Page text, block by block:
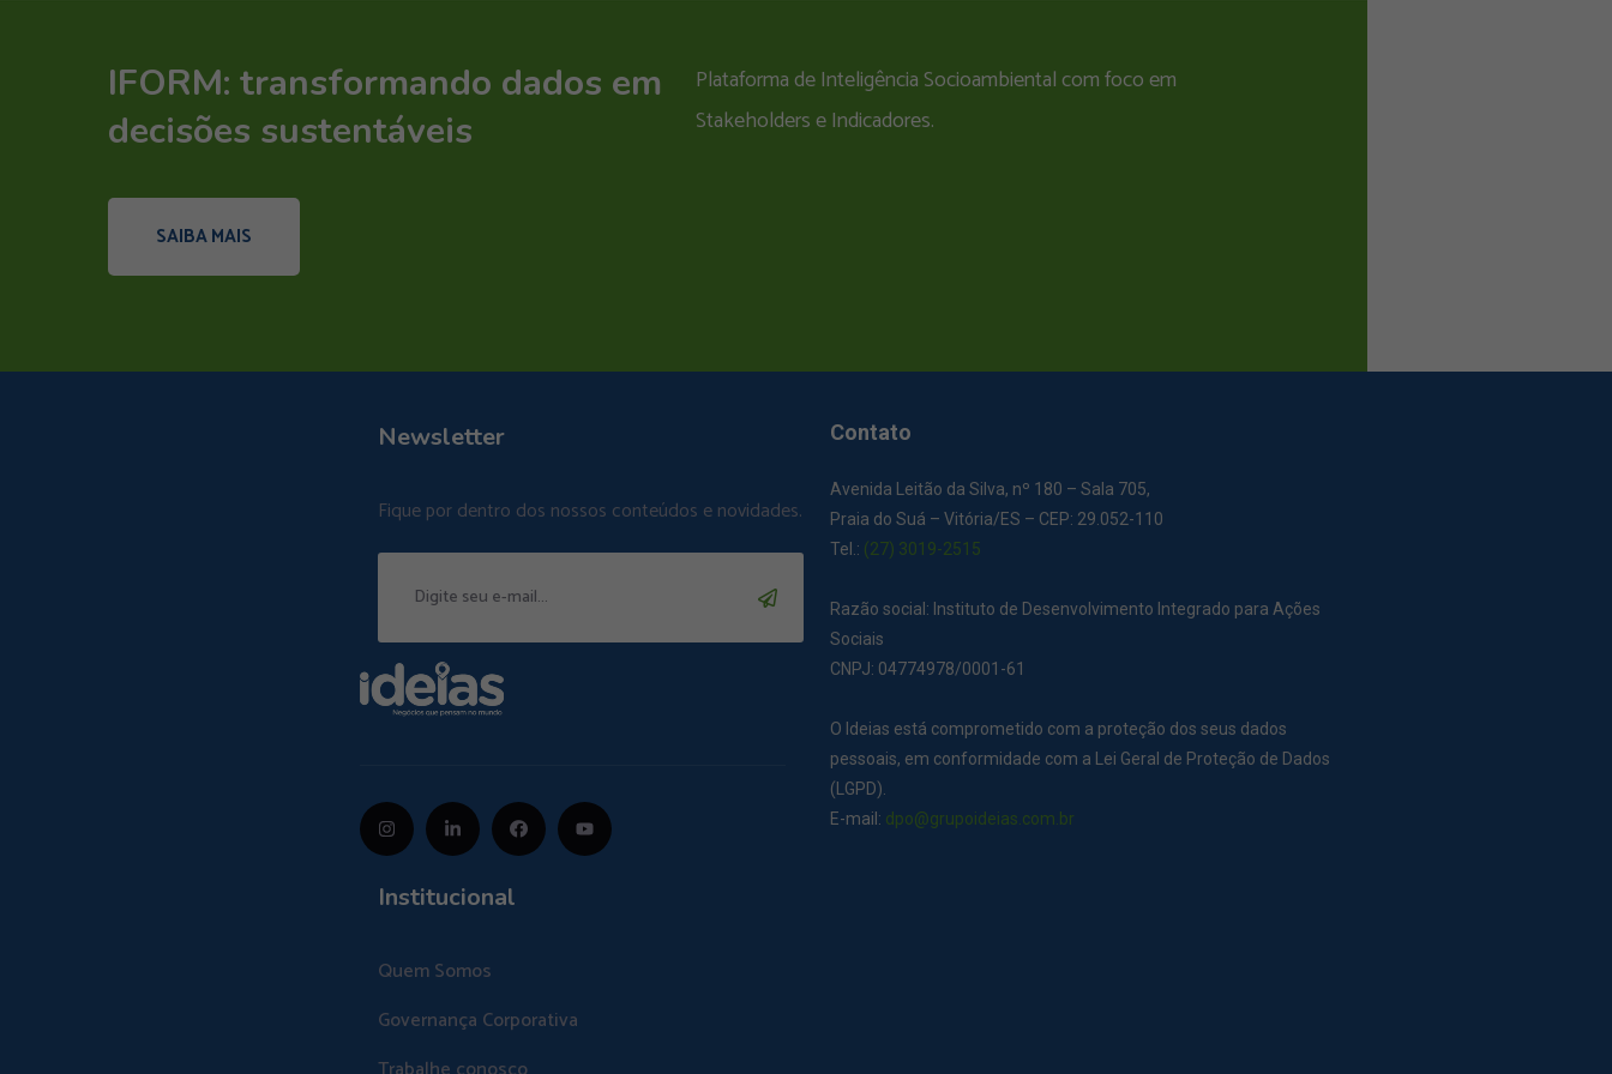
IFORM: transformando dados em
decisões sustentáveis
Plataforma de Inteligência Socioambiental com foco em
Stakeholders e Indicadores.
SAIBA MAIS
Newsletter
Fique por dentro dos nossos conteúdos e novidades.
Institucional
Quem Somos
Governança Corporativa
Contato
Avenida Leitão da Silva, nº 180 – Sala 705,
Praia do Suá – Vitória/ES – CEP: 29.052-110
Tel.: (27) 3019-2515
Razão social: Instituto de Desenvolvimento Integrado para Ações
Sociais
CNPJ: 04774978/0001-61
O Ideias está comprometido com a proteção dos seus dados
pessoais, em conformidade com a Lei Geral de Proteção de Dados
(LGPD).
E-mail: dpo@grupoideias.com.br